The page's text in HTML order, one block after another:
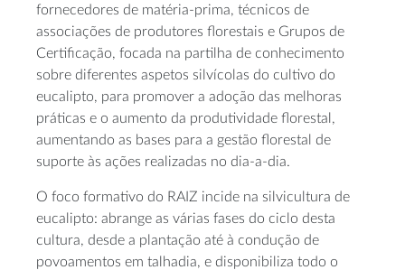
fornecedores de matéria-prima, técnicos de
associações de produtores florestais e Grupos de
Certificação, focada na partilha de conhecimento
sobre diferentes aspetos silvícolas do cultivo do
eucalipto, para promover a adoção das melhoras
práticas e o aumento da produtividade florestal,
aumentando as bases para a gestão florestal de
suporte às ações realizadas no dia-a-dia.
O foco formativo do RAIZ incide na silvicultura de
eucalipto: abrange as várias fases do ciclo desta
cultura, desde a plantação até à condução de
povoamentos em talhadia, e disponibiliza todo o